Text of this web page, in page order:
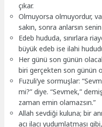
çıkar.
Olmuyorsa olmuyordur,
sakın, sonra anlarsın
Edeb hududa, sınırlara
büyük edeb ise ilahi
Her günü son günün
biri gerçekten son günün
Fuzuli’ye sormuşlar:
mi?” diye. “Sevmek,”
zaman emin olamazsın.”
Allah sevdiği kuluna; bir
acı ilacı yudumlatması gibi,